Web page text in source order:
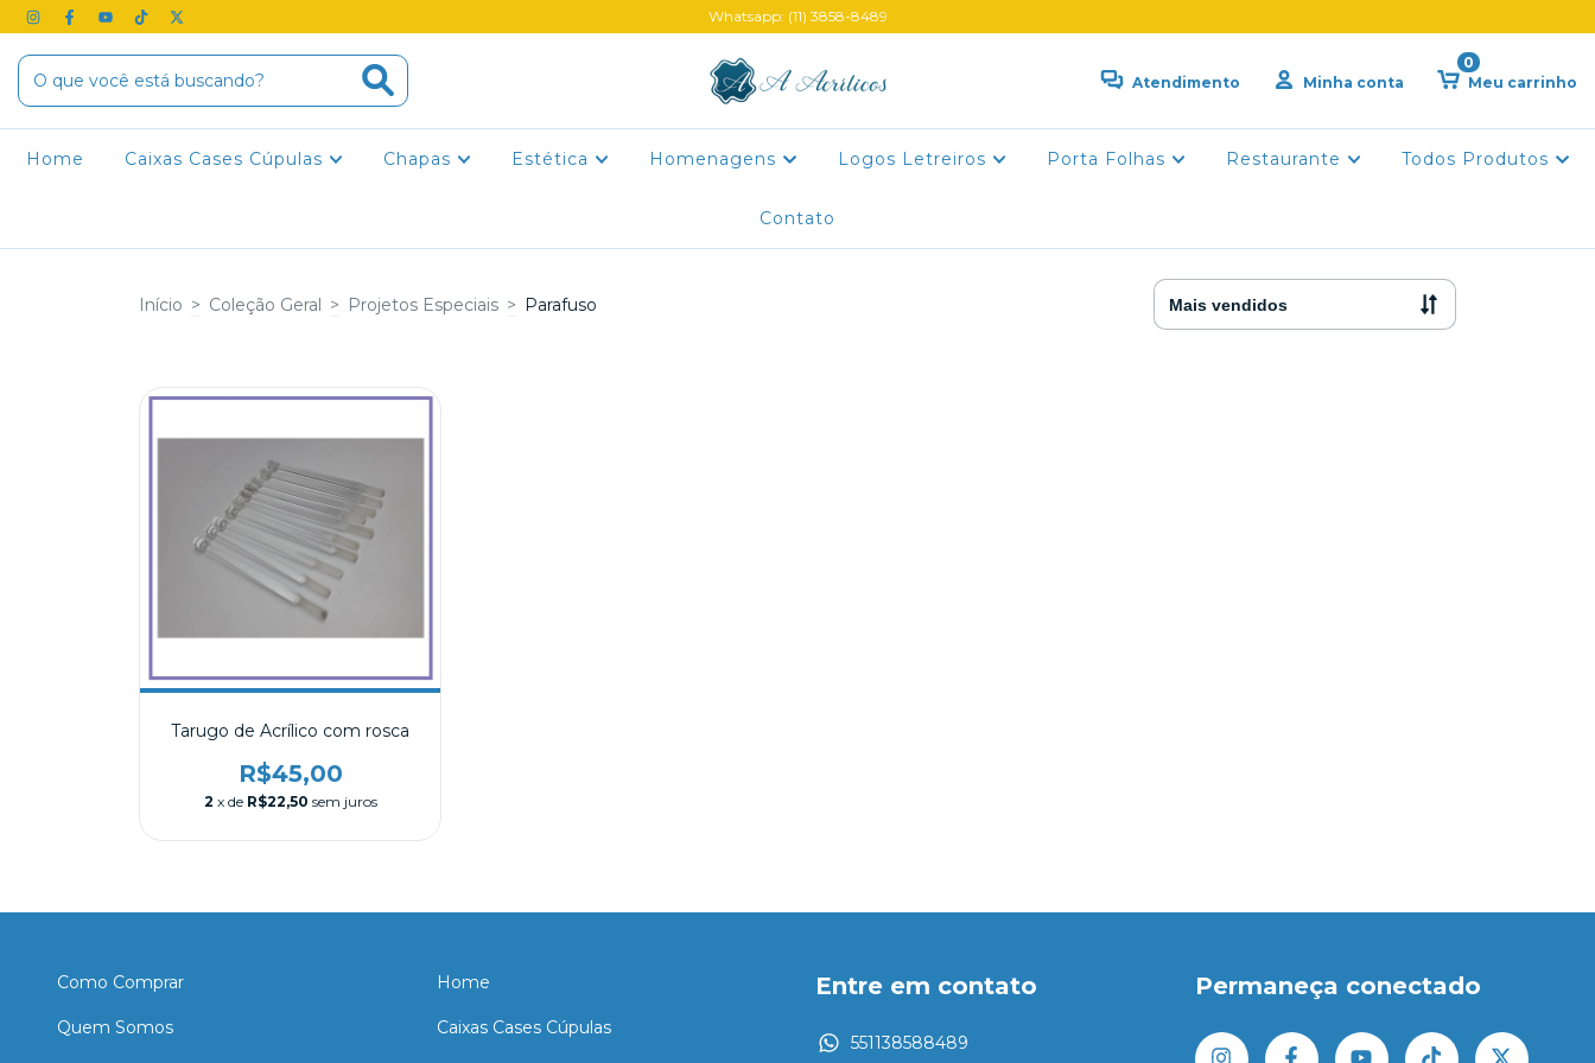
Whatsapp: (11) 3858-8489
Atendimento Minha conta Meu carrinho
0
Home Caixas Cases Cúpulas Chapas Estética Homenagens Logos Letreiros Porta Folhas Restaurante Todos Produtos
Contato
Início > Coleção Geral > Projetos Especiais > Parafuso
Tarugo de Acrílico com rosca
R$45,00
2 x de R$22,50 sem juros
Como Comprar
Quem Somos
Home
Caixas Cases Cúpulas
Entre em contato
551138588489
Permaneça conectado